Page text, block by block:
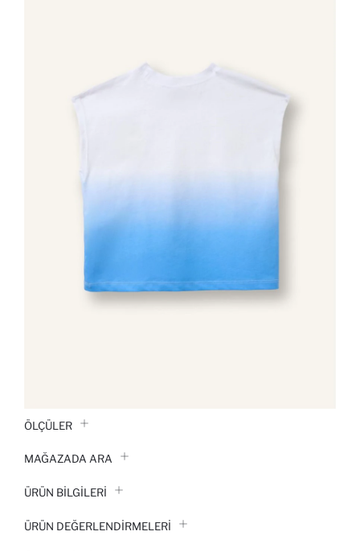
ÖLÇÜLER
MAĞAZADA ARA
ÜRÜN BILGILERI
ÜRÜN DEĞERLENDİRMELERİ